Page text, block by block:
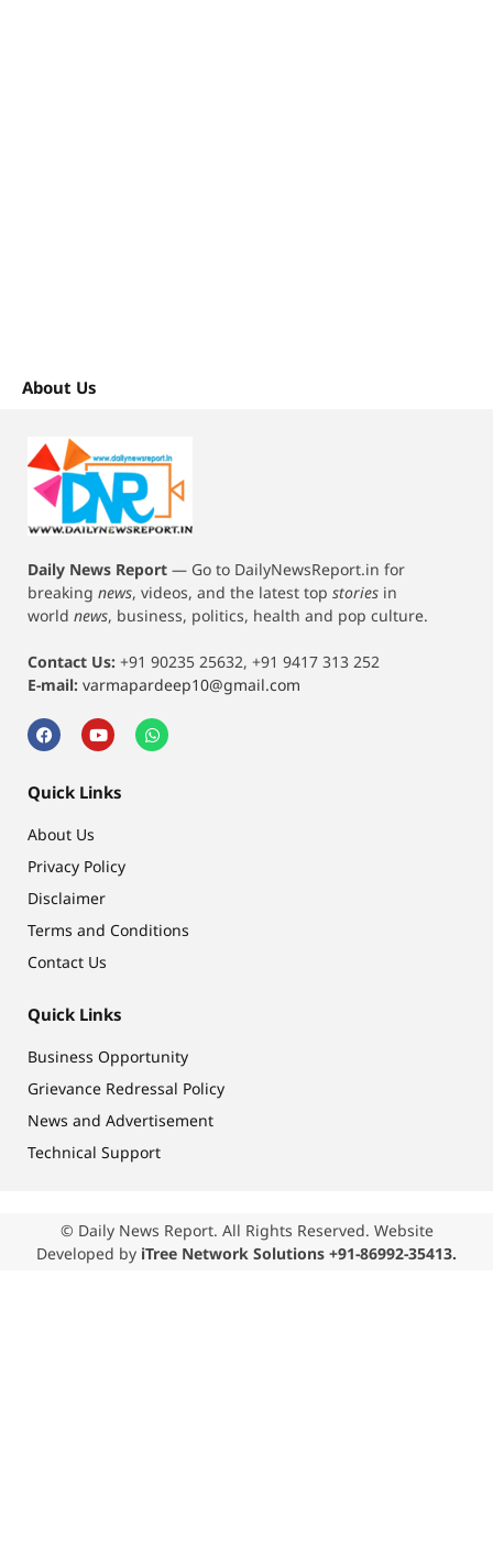
About Us
Daily News Report — Go to DailyNewsReport.in for
breaking news, videos, and the latest top stories in
world news, business, politics, health and pop culture.
Contact Us: +91 90235 25632, +91 9417 313 252
E-mail: varmapardeep10@gmail.com
Quick Links
About Us
Privacy Policy
Disclaimer
Terms and Conditions
Contact Us
Quick Links
Business Opportunity
Grievance Redressal Policy
News and Advertisement
Technical Support
© Daily News Report. All Rights Reserved. Website
Developed by iTree Network Solutions +91-86992-35413.